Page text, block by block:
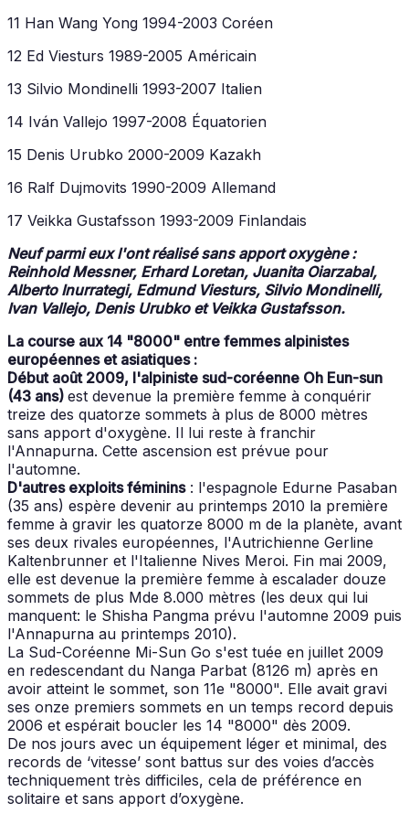
11 Han Wang Yong 1994-2003 Coréen
12 Ed Viesturs 1989-2005 Américain
13 Silvio Mondinelli 1993-2007 Italien
14 Iván Vallejo 1997-2008 Équatorien
15 Denis Urubko 2000-2009 Kazakh
16 Ralf Dujmovits 1990-2009 Allemand
17 Veikka Gustafsson 1993-2009 Finlandais
Neuf parmi eux l'ont réalisé sans apport oxygène :
Reinhold Messner, Erhard Loretan, Juanita Oiarzabal,
Alberto Inurrategi, Edmund Viesturs, Silvio Mondinelli,
Ivan Vallejo, Denis Urubko et Veikka Gustafsson.
La course aux 14 "8000" entre femmes alpinistes
européennes et asiatiques :
Début août 2009, l'alpiniste sud-coréenne Oh Eun-sun
(43 ans) est devenue la première femme à conquérir
treize des quatorze sommets à plus de 8000 mètres
sans apport d'oxygène. Il lui reste à franchir
l'Annapurna. Cette ascension est prévue pour
l'automne.
D'autres exploits féminins: l'espagnole Edurne Pasaban
(35 ans) espère devenir au printemps 2010 la première
femme à gravir les quatorze 8000 m de la planète, avant
ses deux rivales européennes, l'Autrichienne Gerline
Kaltenbrunner et l'Italienne Nives Meroi. Fin mai 2009,
elle est devenue la première femme à escalader douze
sommets de plus Mde 8.000 mètres (les deux qui lui
manquent: le Shisha Pangma prévu l'automne 2009 puis
l'Annapurna au printemps 2010).
La Sud-Coréenne Mi-Sun Go s'est tuée en juillet 2009
en redescendant du Nanga Parbat (8126 m) après en
avoir atteint le sommet, son 11e "8000". Elle avait gravi
ses onze premiers sommets en un temps record depuis
2006 et espérait boucler les 14 "8000" dès 2009.
De nos jours avec un équipement léger et minimal, des
records de ‘vitesse’ sont battus sur des voies d’accès
techniquement très difficiles, cela de préférence en
solitaire et sans apport d’oxygène.